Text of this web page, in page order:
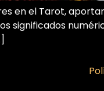
en el Tarot,
significados